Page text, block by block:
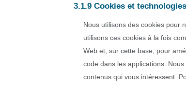
3.1.9 Cookies et
Nous utilisons des cookies pour
utilisons ces cookies à la fois
Web et, sur cette base, pour
code dans les applications.
contenus qui vous intéressent.